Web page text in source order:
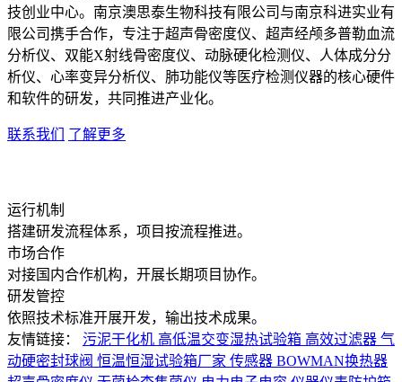
技创业中心。南京澳思泰生物科技有限公司与南京科进实业有
限公司携手合作，专注于超声骨密度仪、超声经颅多普勒血流
分析仪、双能X射线骨密度仪、动脉硬化检测仪、人体成分分
析仪、心率变异分析仪、肺功能仪等医疗检测仪器的核心硬件
和软件的研发，共同推进产业化。
联系我们 了解更多
运行机制
搭建研发流程体系，项目按流程推进。
市场合作
对接国内合作机构，开展长期项目协作。
研发管控
依照技术标准开展开发，输出技术成果。
友情链接：
污泥干化机 高低温交变湿热试验箱 高效过滤器 气
动硬密封球阀 恒温恒湿试验箱厂家 传感器 BOWMAN换热器